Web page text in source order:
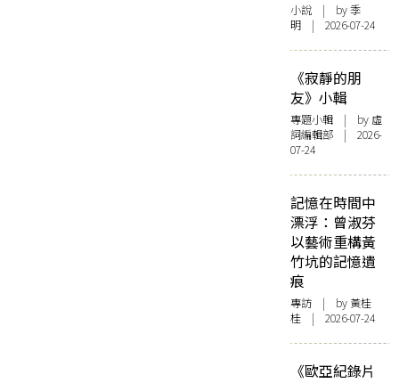
小說 | by 季
明 | 2026-07-24
《寂靜的朋
友》小輯
專題小輯 | by 虛
詞編輯部 | 2026-
07-24
記憶在時間中
漂浮：曾淑芬
以藝術重構黃
竹坑的記憶遺
痕
專訪 | by 黃桂
桂 | 2026-07-24
《歐亞紀錄片